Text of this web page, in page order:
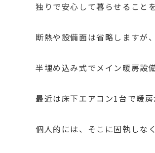
独りで安心して暮らせること
断熱や設備面は省略しますが
半埋め込み式でメイン暖房設
最近は床下エアコン1台で暖房
個人的には、そこに固執しな